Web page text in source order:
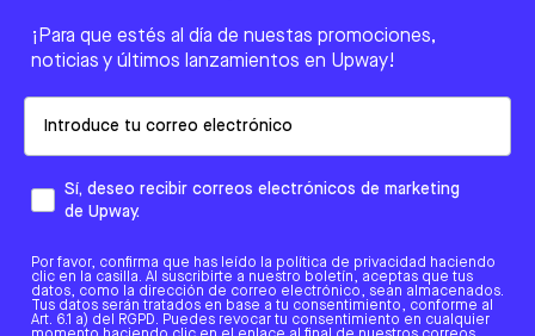
¡Para que estés al día de nuestas promociones,
noticias y últimos lanzamientos en Upway!
Sí, deseo recibir correos electrónicos de marketing
de Upway.
Por favor, confirma que has leído la política de privacidad haciendo
clic en la casilla. Al suscribirte a nuestro boletín, aceptas que tus
datos, como la dirección de correo electrónico, sean almacenados.
Tus datos serán tratados en base a tu consentimiento, conforme al
Art. 6.1 a) del RGPD. Puedes revocar tu consentimiento en cualquier